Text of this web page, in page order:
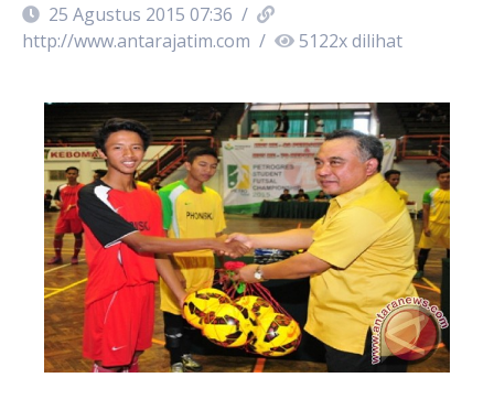
25 Agustus 2015 07:36 /
http://www.antarajatim.com / 5122x dilihat